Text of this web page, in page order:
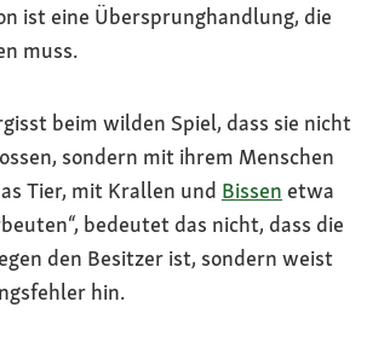
ist eine Übersprunghandlung, die
muss.
beim wilden Spiel, dass sie nicht
sondern mit ihrem Menschen
Tier, mit Krallen und Bissen etwa
bedeutet das nicht, dass die
den Besitzer ist, sondern weist
hin.